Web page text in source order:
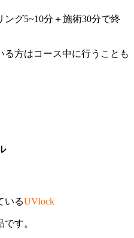
グ5~10分＋施術30分で終
る方はコース中に行うことも
いるUVlock
す。